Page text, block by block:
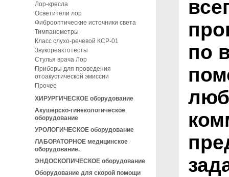
Лор-кресла
Осветители лор
Фиброоптические источники света
Тимпанометры
Класс слухо-речевой КСР-01
Звукореактотесты
Стулья врача Лор
Приборы для проведения
отоакустической эмиссии
Прочее
ХИРУРГИЧЕСКОЕ оборудование
Акушерско-гинекологическое
оборудование
УРОЛОГИЧЕСКОЕ оборудование
ЛАБОРАТОРНОЕ медицинское
оборудование.
ЭНДОСКОПИЧЕСКОЕ оборудование
Оборудование для скорой помощи
по